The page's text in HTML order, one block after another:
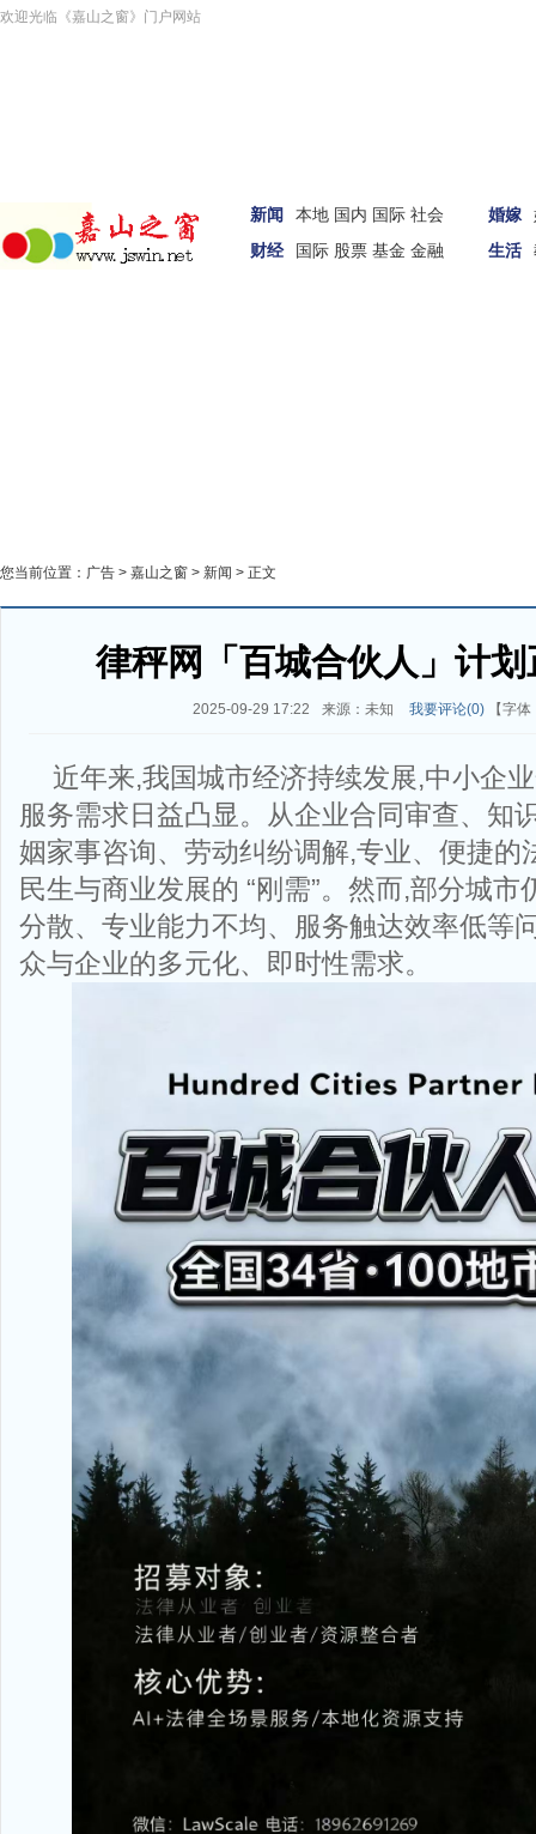
欢迎光临《嘉山之窗》门户网站
新闻 本地 国内 国际 社会
财经
国际 股票 基金 金融
婚嫁
生活
您当前位置： 广告 > 嘉山之窗 > 新闻 > 正文
律秤网「百城合伙人」计
2025-09-29 17:22 来源：未知 我要评论(0)【字体
近年来,我国城市经济持续发展,中小企
服务需求日益凸显。从企业合同审查、知
姻家事咨询、劳动纠纷调解,专业、便捷的
民生与商业发展的 “刚需”。然而,部分城
分散、专业能力不均、服务触达效率低等
众与企业的多元化、即时性需求。